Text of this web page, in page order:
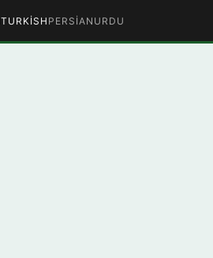
TURKISH PERSIAN URDU